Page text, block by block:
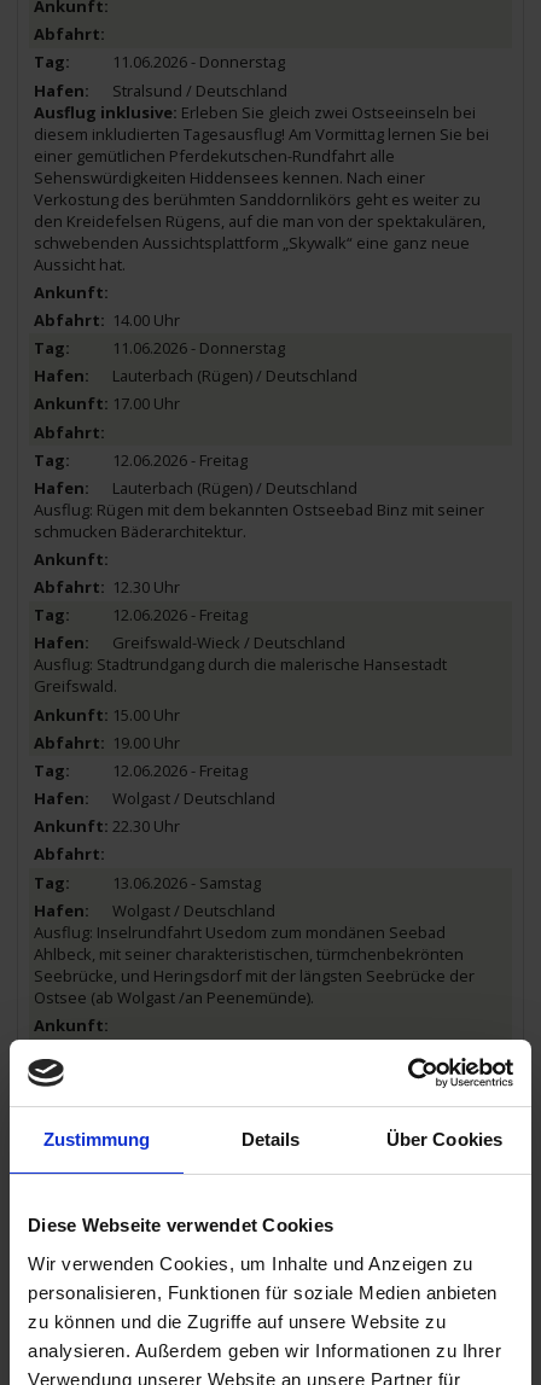
Zustimmung Details Über Cookies
Diese Webseite verwendet Cookies
Wir verwenden Cookies, um Inhalte und Anzeigen zu
personalisieren, Funktionen für soziale Medien anbieten
zu können und die Zugriffe auf unsere Website zu
analysieren. Außerdem geben wir Informationen zu Ihrer
Verwendung unserer Website an unsere Partner für
11.06.2026 - Donnerstag
Stralsund / Deutschland
Ausflug inklusive: Erleben Sie gleich zwei Ostseeinseln bei
diesem inkludierten Tagesausflug! Am Vormittag lernen Sie bei
einer gemütlichen Pferdekutschen-Rundfahrt alle
Sehenswürdigkeiten Hiddensees kennen. Nach einer
Verkostung des berühmten Sanddornlikörs geht es weiter zu
den Kreidefelsen Rügens, auf die man von der spektakulären,
schwebenden Aussichtsplattform „Skywalk“ eine ganz neue
Aussicht hat.
14.00 Uhr
11.06.2026 - Donnerstag
Lauterbach (Rügen) / Deutschland
17.00 Uhr
12.06.2026 - Freitag
Lauterbach (Rügen) / Deutschland
Ausflug: Rügen mit dem bekannten Ostseebad Binz mit seiner
schmucken Bäderarchitektur.
12.30 Uhr
12.06.2026 - Freitag
Greifswald-Wieck / Deutschland
Ausflug: Stadtrundgang durch die malerische Hansestadt
Greifswald.
15.00 Uhr
19.00 Uhr
12.06.2026 - Freitag
Wolgast / Deutschland
22.30 Uhr
13.06.2026 - Samstag
Wolgast / Deutschland
Ausflug: Inselrundfahrt Usedom zum mondänen Seebad
Ahlbeck, mit seiner charakteristischen, türmchenbekrönten
Seebrücke, und Heringsdorf mit der längsten Seebrücke der
Ostsee (ab Wolgast /an Peenemünde).
Stettin / Polen
21.30 Uhr
Stettin / Polen
geschichtsträchtige Stettin.
12.15 Uhr
14.06.2026 - Sonntag
Niederfinow / Deutschland